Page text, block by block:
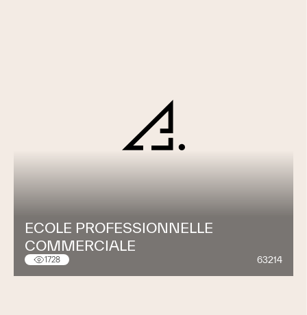
ECOLE PROFESSIONNELLE
COMMERCIALE
1728 63214